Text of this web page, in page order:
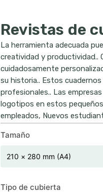
Revistas de
La herramienta adecuada
creatividad y productividad..
cuidadosamente
su historia.. Estos
profesionales.. Las
logotipos en estos
empleados, Nuevos
Tamaño
Tipo de cubierta